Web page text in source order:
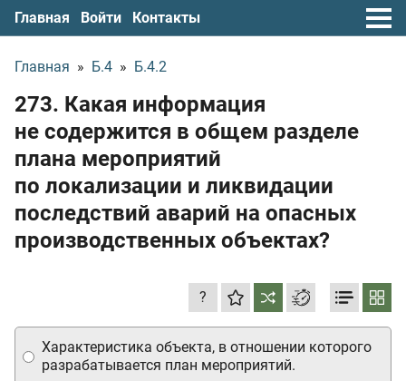
Главная Войти Контакты
Главная » Б.4 » Б.4.2
273. Какая информация
не содержится в общем разделе
плана мероприятий
по локализации и ликвидации
последствий аварий на опасных
производственных объектах?
?
Характеристика объекта, в отношении которого
разрабатывается план мероприятий.